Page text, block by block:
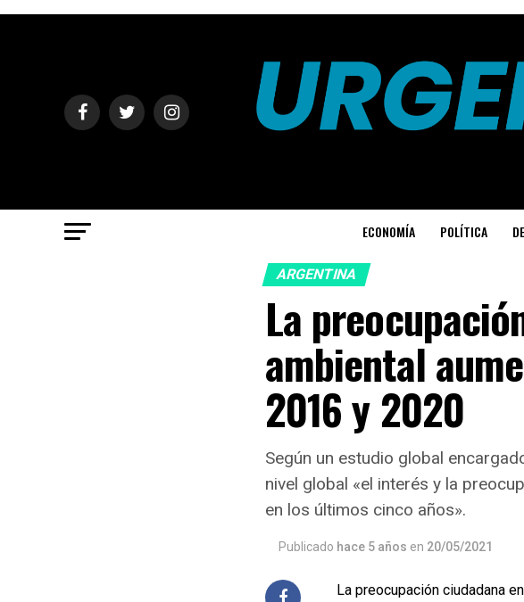
ECONOMÍA POLÍTICA
ARGENTINA
La
ambiental
2016 y 2020
Según un estudio global
nivel global «el interés y la
en los últimos cinco años».
Publicado hace 5 años en 20/05/2021
La preocupación ciudadana